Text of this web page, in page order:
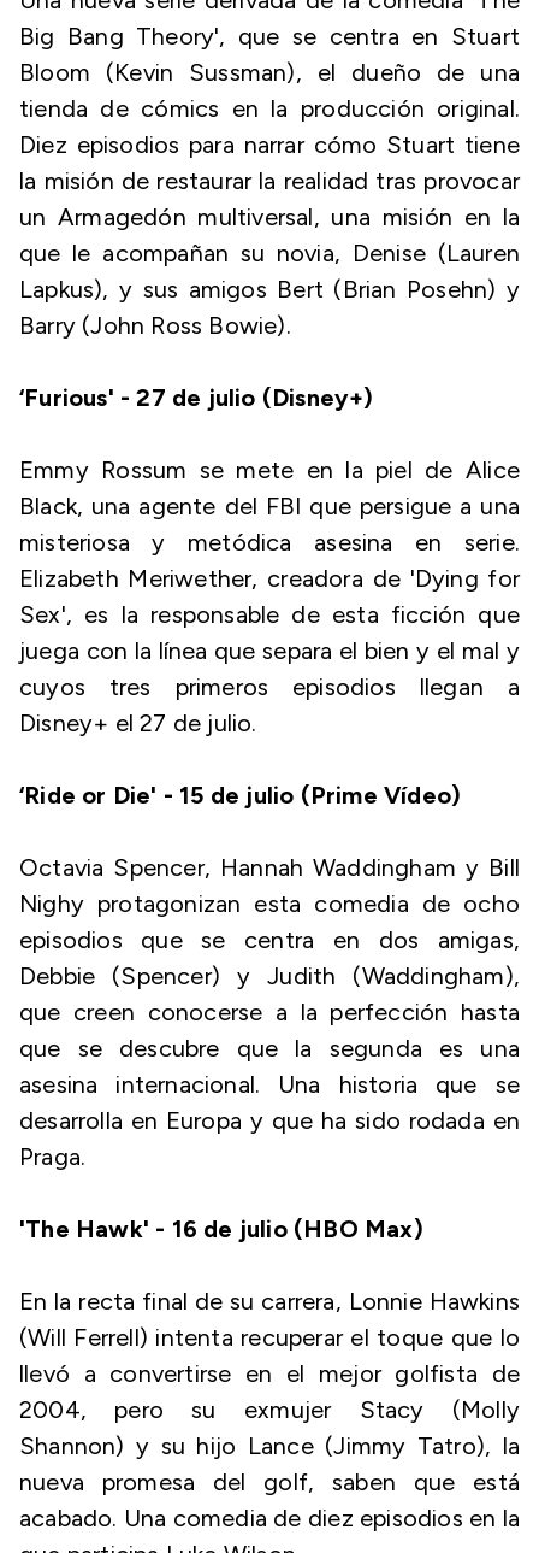
Big Bang Theory', que se centra en Stuart
Bloom (Kevin Sussman), el dueño de una
tienda de cómics en la producción original.
Diez episodios para narrar cómo Stuart tiene
la misión de restaurar la realidad tras provocar
un Armagedón multiversal, una misión en la
que le acompañan su novia, Denise (Lauren
Lapkus), y sus amigos Bert (Brian Posehn) y
Barry (John Ross Bowie).
‘Furious' - 27 de julio (Disney+)
Emmy Rossum se mete en la piel de Alice
Black, una agente del FBI que persigue a una
misteriosa y metódica asesina en serie.
Elizabeth Meriwether, creadora de 'Dying for
Sex', es la responsable de esta ficción que
juega con la línea que separa el bien y el mal y
cuyos tres primeros episodios llegan a
Disney+ el 27 de julio.
‘Ride or Die' - 15 de julio (Prime Vídeo)
Octavia Spencer, Hannah Waddingham y Bill
Nighy protagonizan esta comedia de ocho
episodios que se centra en dos amigas,
Debbie (Spencer) y Judith (Waddingham),
que creen conocerse a la perfección hasta
que se descubre que la segunda es una
asesina internacional. Una historia que se
desarrolla en Europa y que ha sido rodada en
Praga.
'The Hawk' - 16 de julio (HBO Max)
En la recta final de su carrera, Lonnie Hawkins
(Will Ferrell) intenta recuperar el toque que lo
llevó a convertirse en el mejor golfista de
2004, pero su exmujer Stacy (Molly
Shannon) y su hijo Lance (Jimmy Tatro), la
nueva promesa del golf, saben que está
acabado. Una comedia de diez episodios en la